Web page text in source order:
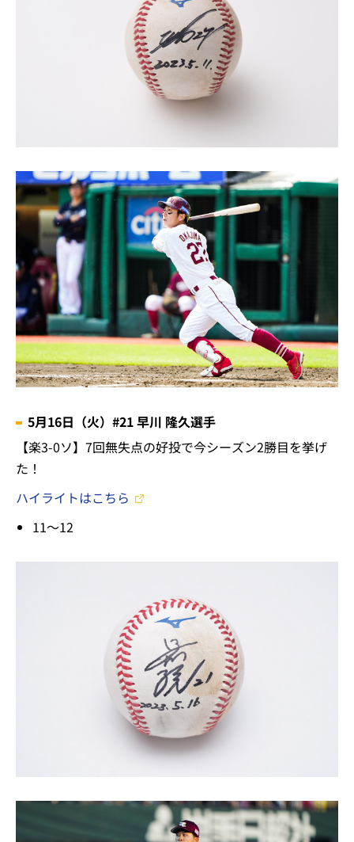
5月16日（火）#21 早川 隆久選手
【楽3-0ソ】7回無失点の好投で今シーズン2勝目を挙げ
た！
ハイライトはこちら
11～12